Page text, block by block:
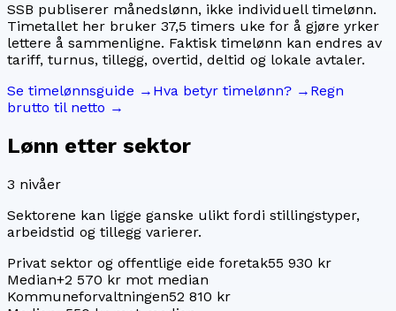
SSB publiserer månedslønn, ikke individuell timelønn.
Timetallet her bruker 37,5 timers uke for å gjøre yrker
lettere å sammenligne. Faktisk timelønn kan endres av
tariff, turnus, tillegg, overtid, deltid og lokale avtaler.
Se timelønnsguide → Hva betyr timelønn? → Regn
brutto til netto →
Lønn etter sektor
3 nivåer
Sektorene kan ligge ganske ulikt fordi stillingstyper,
arbeidstid og tillegg varierer.
Privat sektor og offentlige eide foretak55 930 kr
Median+2 570 kr mot median
Kommuneforvaltningen52 810 kr